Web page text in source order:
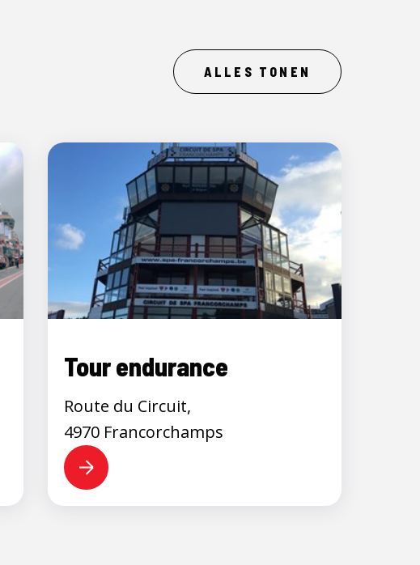
ALLES TONEN
Tour endurance
Route du Circuit,
4970 Francorchamps